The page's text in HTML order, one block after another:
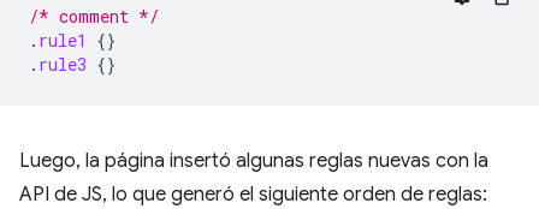
/* comment */
. rule1
{}
. rule3 {}
Luego, la página insertó algunas reglas nuevas con la
API de JS, lo que generó el siguiente orden de reglas: